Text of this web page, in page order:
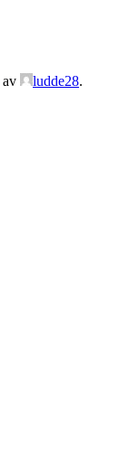
av ludde28.